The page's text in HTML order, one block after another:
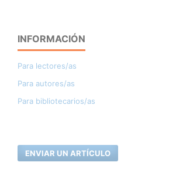
INFORMACIÓN
Para lectores/as
Para autores/as
Para bibliotecarios/as
ENVIAR UN ARTÍCULO